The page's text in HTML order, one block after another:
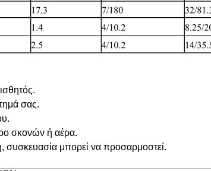
σας.
σκονών ή αέρα.
συσκευασία μπορεί να προσαρμοστεί.